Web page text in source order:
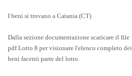
I beni si trovano a Catania (CT)
Dalla sezione documentazione scaricare il file
pdf Lotto 8 per visionare l'elenco completo dei
beni facenti parte del lotto.